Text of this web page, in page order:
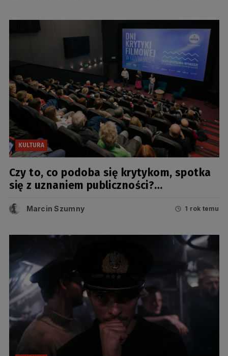
KULTURA
Czy to, co podoba się krytykom, spotka
się z uznaniem publiczności?
GCFMarcin Szumny 1 rok temu